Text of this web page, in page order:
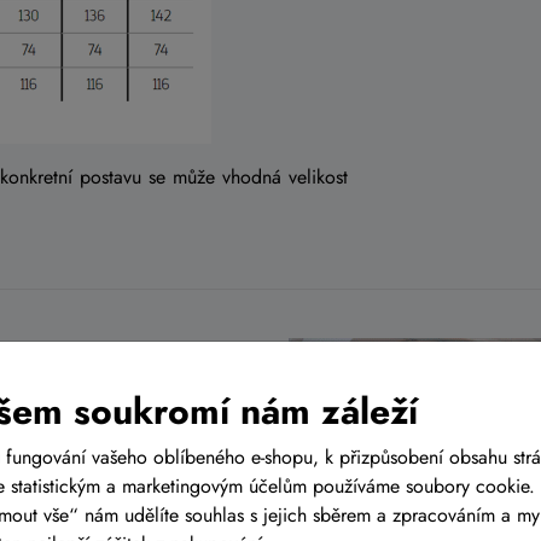
postavu se může vhodná velikost
prodejens cyklistickým
nedaleko od
tak i od Olomouce
soukromí nám záleží
fungování vašeho oblíbeného e-shopu, k přizpůsobení obsahu
statistickým a marketingovým účelům používáme soubory
vše“ nám udělíte souhlas s jejich sběrem a zpracováním a